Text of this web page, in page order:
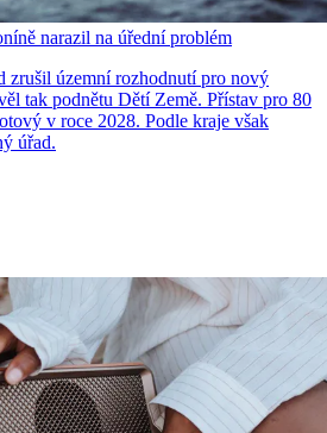
narazil na úřední problém
zrušil územní rozhodnutí pro nový
tak podnětu Dětí Země. Přístav pro 80
v roce 2028. Podle kraje však
úřad.